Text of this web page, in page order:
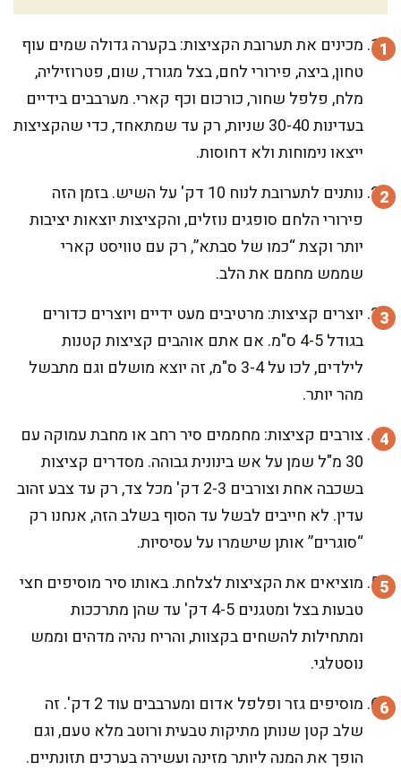
מכינים את תערובת הקציצות: בקערה גדולה שמים עוף
טחון, ביצה, פירורי לחם, בצל מגורד, שום, פטרוזיליה,
מלח, פלפל שחור, כורכום וכף קארי. מערבבים בידיים
בעדינות 30-40 שניות, רק עד שמתאחד, כדי שהקציצות
ייצאו נימוחות ולא דחוסות.
נותנים לתערובת לנוח 10 דק' על השיש. בזמן הזה
פירורי הלחם סופגים נוזלים, והקציצות יוצאות יציבות
יותר וקצת “כמו של סבתא”, רק עם טוויסט קארי
שממש מחמם את הלב.
יוצרים קציצות: מרטיבים מעט ידיים ויוצרים כדורים
בגודל 4-5 ס"מ. אם אתם אוהבים קציצות קטנות
לילדים, לכו על 3-4 ס"מ, זה יוצא מושלם וגם מתבשל
מהר יותר.
צורבים קציצות: מחממים סיר רחב או מחבת עמוקה עם
30 מ"ל שמן על אש בינונית גבוהה. מסדרים קציצות
בשכבה אחת וצורבים 2-3 דק' מכל צד, רק עד צבע זהוב
עדין. לא חייבים לבשל עד הסוף בשלב הזה, אנחנו רק
“סוגרים” אותן שישמרו על עסיסיות.
מוציאים את הקציצות לצלחת. באותו סיר מוסיפים חצי
טבעות בצל ומטגנים 4-5 דק' עד שהן מתרככות
ומתחילות להשחים בקצוות, והריח נהיה מדהים וממש
נוסטלגי.
מוסיפים גזר ופלפל אדום ומערבבים עוד 2 דק'. זה
שלב קטן שנותן מתיקות טבעית ורוטב מלא טעם, וגם
הופך את המנה ליותר מזינה ועשירה בערכים תזונתיים.